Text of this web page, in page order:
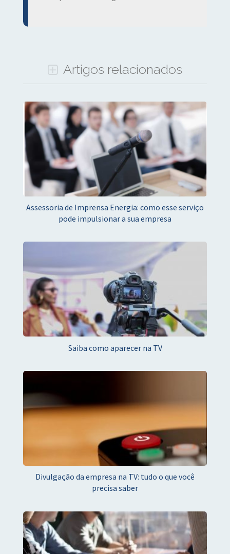
Artigos relacionados
Assessoria de Imprensa Energia: como esse serviço
pode impulsionar a sua empresa
Saiba como aparecer na TV
Divulgação da empresa na TV: tudo o que você
precisa saber